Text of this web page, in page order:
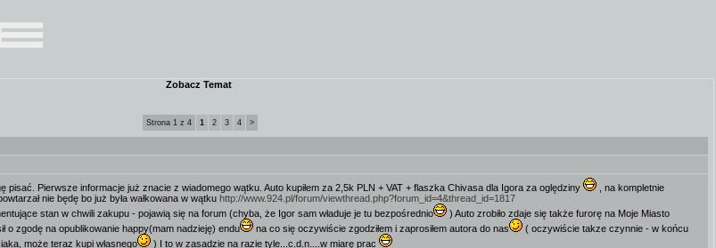
Zobacz Temat
Strona 1 z 4 1 2 3 4 >
pisać. Pierwsze informacje już znacie z wiadomego wątku. Auto kupiłem za 2,5k PLN + VAT + flaszka Chivasa dla Igora za oględziny
, na kompletnie
nie będę bo już była wałkowana w wątku http://www.924.pl/forum/viewthread.php?forum_id=4&thread_id=1817
stan w chwili zakupu - pojawią się na forum (chyba, że Igor sam właduje je tu bezpośrednio
) Auto zrobiło zdaje się także furorę na Moje Miasto
o zgodę na opublikowanie happy(mam nadzieję) endu na co się oczywiście zgodziłem i zaprosiłem autora do nas
( oczywiście takze czynnie - w końcu
może teraz kupi własnego
) I to w zasadzie na razie tyle...c.d.n....w miarę prac